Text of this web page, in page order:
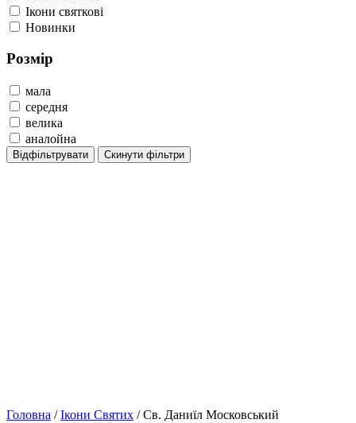
Ікони святкові
Новинки
Розмір
мала
середня
велика
аналойна
Відфільтрувати Скинути фільтри
Головна /Ікони Святих / Св. Даниїл Московський